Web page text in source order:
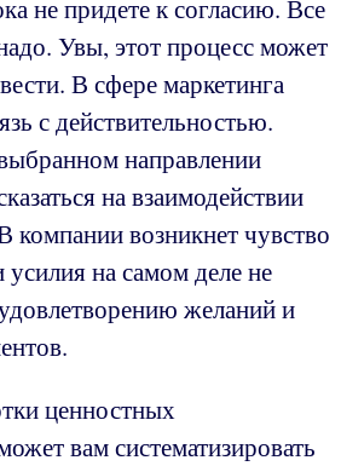
не придете к согласию. Все
Увы, этот процесс может
В сфере маркетинга
с действительностью.
направлении
на взаимодействии
компании возникнет чувство
на самом деле не
желаний и
ценностных
вам систематизировать